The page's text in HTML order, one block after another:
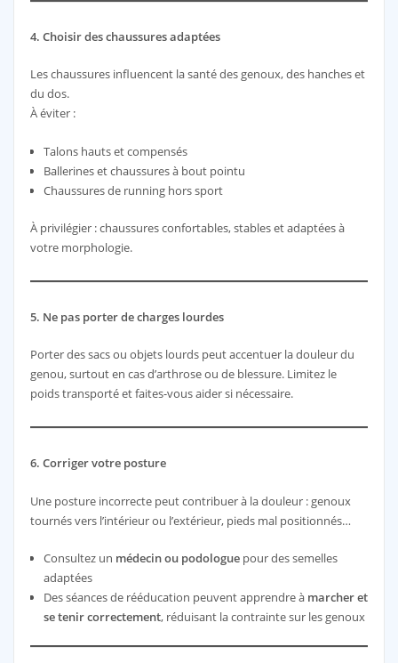
4. Choisir des chaussures adaptées
Les chaussures influencent la santé des genoux, des hanches et
du dos.
À éviter :
Talons hauts et compensés
Ballerines et chaussures à bout pointu
Chaussures de running hors sport
À privilégier : chaussures confortables, stables et adaptées à
votre morphologie.
5. Ne pas porter de charges lourdes
Porter des sacs ou objets lourds peut accentuer la douleur du
genou, surtout en cas d’arthrose ou de blessure. Limitez le
poids transporté et faites-vous aider si nécessaire.
6. Corriger votre posture
Une posture incorrecte peut contribuer à la douleur : genoux
tournés vers l’intérieur ou l’extérieur, pieds mal positionnés…
Consultez un médecin ou podologuepour des semelles
adaptées
Des séances de rééducation peuvent apprendre à marcher et
se tenir correctement, réduisant la contrainte sur les genoux